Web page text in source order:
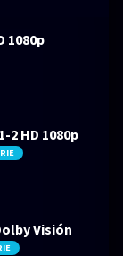
1080p
2 HD 1080p
Visión